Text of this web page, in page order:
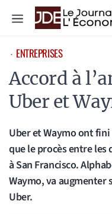
Menu
⋅ ENTREPRISES
Accord à
Uber et
Uber et Waymo ont fini
que le procès entre
à San Francisco.
Waymo, va
Uber.